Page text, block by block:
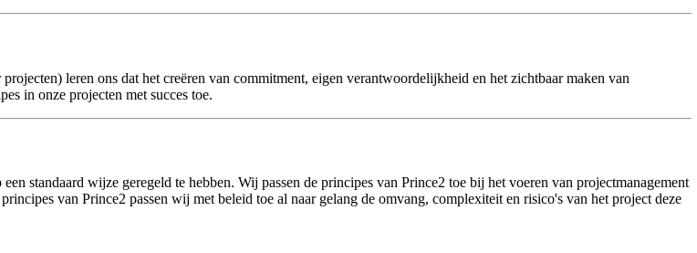
leren ons dat het creëren van commitment, eigen verantwoordelijkheid en het zichtbaar maken van
in onze projecten met succes toe.
standaard wijze geregeld te hebben. Wij passen de principes van Prince2 toe bij het voeren van projectmanagement
van Prince2 passen wij met beleid toe al naar gelang de omvang, complexiteit en risico's van het project deze